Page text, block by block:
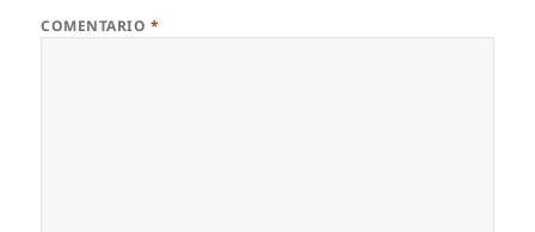
COMENTARIO *